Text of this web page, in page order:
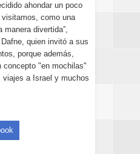
ahondar un poco
como una
manera divertida”,
quien invitó a sus
porque además,
concepto "en mochilas"
viajes a Israel y muchos